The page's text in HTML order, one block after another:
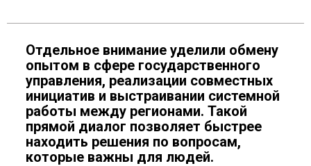
Отдельное внимание уделили обмену
опытом в сфере государственного
управления, реализации совместных
инициатив и выстраивании системной
работы между регионами. Такой
прямой диалог позволяет быстрее
находить решения по вопросам,
которые важны для людей.